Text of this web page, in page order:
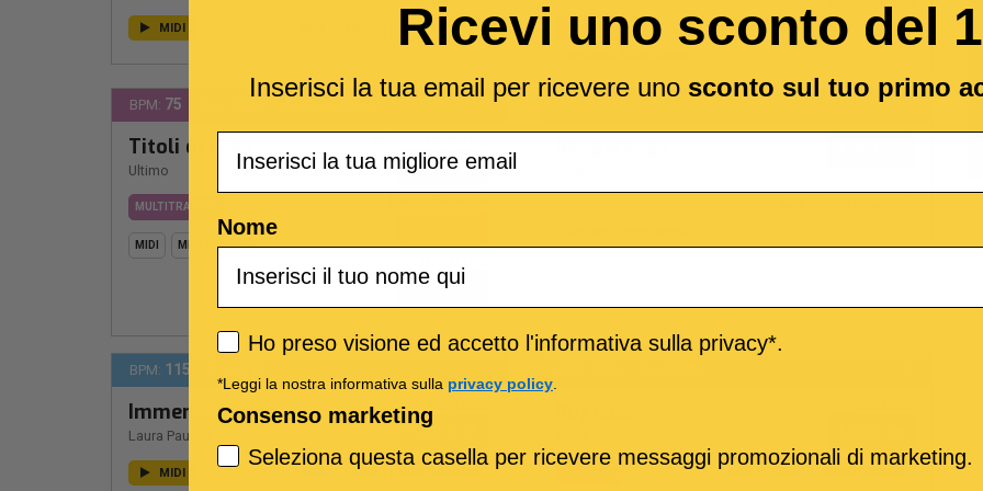
MIDI MULTITRACCIA MP3 VIDEO MULTITRACCIA
BPM: 75
Titoli di coda
Ultimo
MULTITRACCIA
MIDI MP3 VIDEO
2,89 €
2,99 €
BPM: 115
Immensamente
Laura Pausini 2,19 €
MIDI VIDEO
Ricevi uno sconto del
Inserisci la tua email per ricevere uno sconto sul tuo primo
Nome
Privacy policy
Ho preso visione ed accetto l'informativa sulla privacy*.
*Leggi la nostra informativa sulla privacy policy
Consenso marketing
Seleziona questa casella per ricevere messaggi promozionali di marketing.